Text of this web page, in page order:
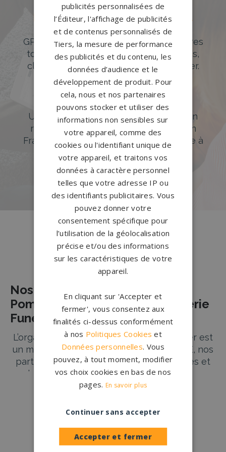
Des pierres tombales uniques et
originales
GPG Granit offre un large choix de pierres
tombales en granit de styles modernes,
classiques ou originales à personnaliser.
DÉCOUVREZ NOTRE CATALOGUE
Accompagnement sur-mesure
Un accompagnement sur mesure et un
réseau de 1200 partenaires partout en
France. Personnalisation avancée grâce à
notre configurateur 3D en ligne.
PERSONNALISEZ VOTRE MONUMENT
Nos pierres tombales à Béthune
Nos Partenaires Agences de
Pompes Funèbres et de Marbrerie
Funéraire à BETHUNE
L’organisation des obsèques d’un être cher est
un moment difficile et délicat. À BETHUNE, nos
partenaires agences de pompes funèbres et
de marbrerie funéraire s’engagent à vous
accompagner avec respect et
inhumation, une crémation, ou encore la
experts sont à votre disposition pour répondre
à vos besoins et attentes.
publicités personnalisées de
l’Éditeur, l'affichage de publicités
et de contenus personnalisés de
Tiers, la mesure de performance
des publicités et du contenu, les
données d’audience et le
développement de produit. Pour
cela, nous et nos partenaires
pouvons stocker et utiliser des
informations non sensibles sur
votre appareil, comme des
cookies ou l'identifiant unique de
votre appareil, et traitons vos
données à caractère personnel
telles que votre adresse IP ou
des identifiants publicitaires. Vous
pouvez donner votre
consentement spécifique pour
l’utilisation de la géolocalisation
précise et/ou des informations
sur les caractéristiques de votre
appareil.
En cliquant sur 'Accepter et
fermer', vous consentez aux
finalités ci-dessus conformément
à nos Politiques Cookies et
Données personnelles. Vous
pouvez, à tout moment, modifier
vos choix cookies en bas de nos
pages. En savoir plus
Accepter et fermer
Continuer sans accepter